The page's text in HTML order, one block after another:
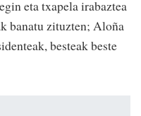
eta txapela irabaztea
banatu zituzten; Aloña
besteak beste